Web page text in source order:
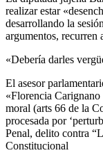
realizar estar
desarrollando la
argumentos, recurren
«Debería darles
El asesor
«Florencia Carignano
moral (arts 66 de la
procesada por
Penal, delito contra
Constitucional